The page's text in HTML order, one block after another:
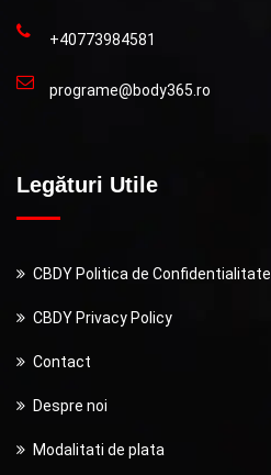
+40773984581
programe@body365.ro
Legături Utile
CBDY Politica de Confidentialitate
CBDY Privacy Policy
Contact
Despre noi
Modalitati de plata